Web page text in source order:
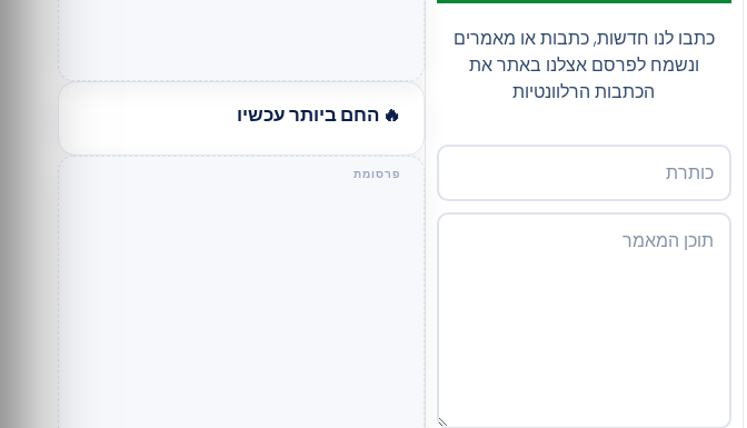
כתבו לנו חדשות, כתבות או מאמרים
ונשמח לפרסם אצלנו באתר את
הכתבות הרלוונטיות
🔥 החם ביותר עכשיו